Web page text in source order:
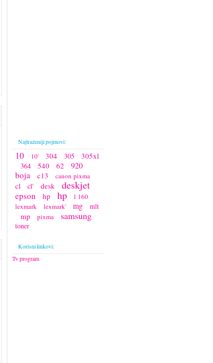
Najtraženiji pojmovi:
10 10' 304 305 305xl
364 540 62 920
boja c13 canon pixma
cl cl' desk deskjet
epson hp hp
l 160
lexmark
lexmark' mg mlt
mp pixma samsung
toner
Korisni linkovi:
Tv program